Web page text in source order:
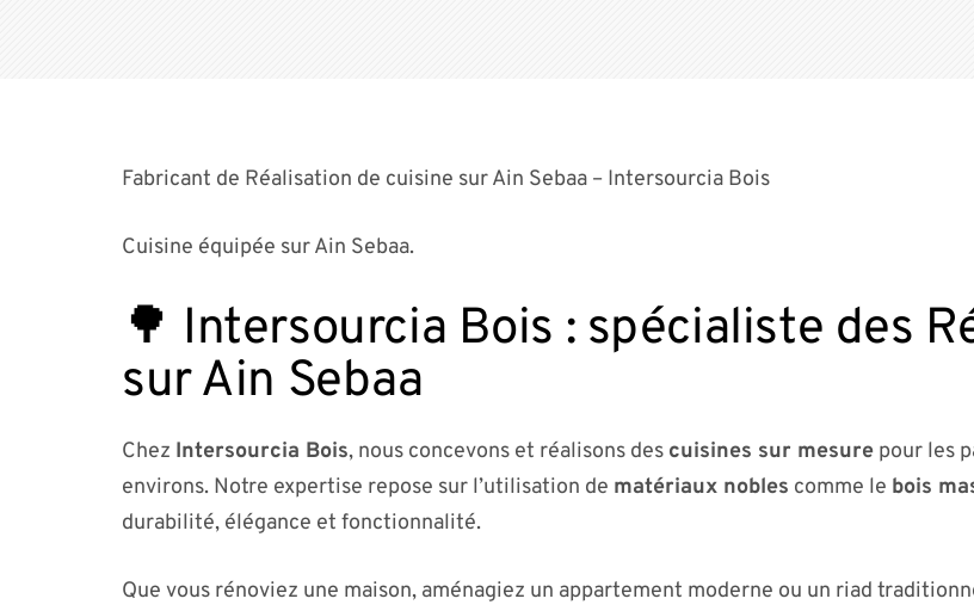
Fabricant de Réalisation de cuisine sur Ain Sebaa – Intersourcia Bois
Cuisine équipée sur Ain Sebaa.
🌳 Intersourcia Bois : spécialiste des
sur Ain Sebaa
Chez Intersourcia Bois, nous concevons et réalisons des cuisines sur mesure pour les
environs. Notre expertise repose sur l’utilisation de matériaux nobles comme le bois
durabilité, élégance et fonctionnalité.
Que vous rénoviez une maison, aménagiez un appartement moderne ou un riad